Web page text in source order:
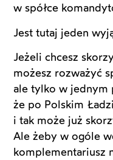
w spółce
Jest tutaj jeden
Jeżeli chcesz
możesz rozważyć
ale tylko w jednym
że po Polskim
i tak może już
Ale żeby w ogóle
komplementariusz